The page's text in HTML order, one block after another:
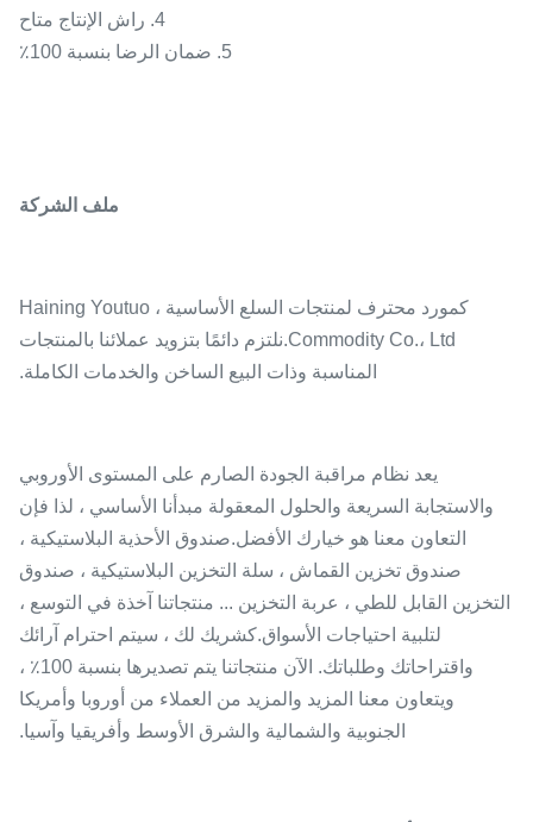
4. راش الإنتاج متاح
5. ضمان الرضا بنسبة 100٪
ملف الشركة
كمورد محترف لمنتجات السلع الأساسية ، Haining Youtuo
Commodity Co.، Ltd.نلتزم دائمًا بتزويد عملائنا بالمنتجات
المناسبة وذات البيع الساخن والخدمات الكاملة.
يعد نظام مراقبة الجودة الصارم على المستوى الأوروبي
والاستجابة السريعة والحلول المعقولة مبدأنا الأساسي ، لذا فإن
التعاون معنا هو خيارك الأفضل.صندوق الأحذية البلاستيكية ،
صندوق تخزين القماش ، سلة التخزين البلاستيكية ، صندوق
التخزين القابل للطي ، عربة التخزين ... منتجاتنا آخذة في التوسع ،
لتلبية احتياجات الأسواق.كشريك لك ، سيتم احترام آرائك
واقتراحاتك وطلباتك. الآن منتجاتنا يتم تصديرها بنسبة 100٪ ،
ويتعاون معنا المزيد والمزيد من العملاء من أوروبا وأمريكا
الجنوبية والشمالية والشرق الأوسط وأفريقيا وآسيا.